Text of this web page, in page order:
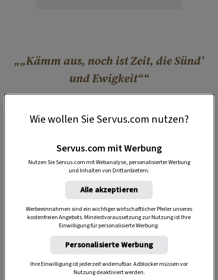
„Kämm aus, noch ist Zeit, die Sünd’
und Ewigkeit“
Hinter der Tür sieht es dann aus wie in einem
verwunschenen Märchen: Über allem liegt ein
Maschinen, Holz und Regale mit
zentimeterdickem Staub bedeckt – Holzstaub.
Wie wollen Sie Servus.com nutzen?
Servus.com mit Werbung
Nutzen Sie Servus.com mit Webanalyse, personalisierter Werbung
und Inhalten von Drittanbietern.
Alle akzeptieren
Werbeeinnahmen sind ein wichtiger wirtschaftlicher Pfeiler unseres
kostenfreien Angebots. Mindestvoraussetzung zur Nutzung ist Ihre
Einwilligung für personalisierte Werbung.
Personalisierte Werbung
Ihre Einwilligung ist jederzeit widerrufbar. Adblocker müssen vor
Nutzung deaktiviert werden.